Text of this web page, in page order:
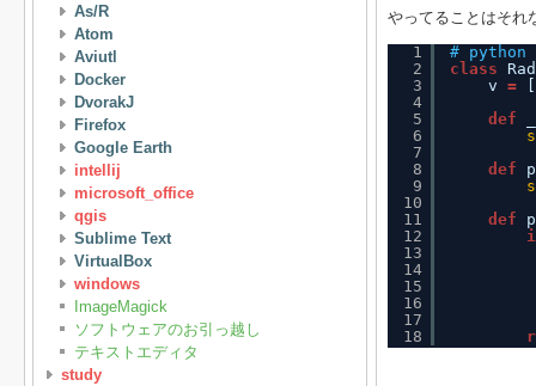
As/R
Atom
Aviutl
Docker
DvorakJ
Firefox
Google Earth
intellij
microsoft_office
qgis
Sublime Text
VirtualBox
windows
ImageMagick
ソフトウェアのお引っ越し
テキストエディタ
study
やってることはそれ
1
2
3
4
5
6
7
8
9
10
11
12
13
14
15
16
17
18
# python
class
v =
def
def
def